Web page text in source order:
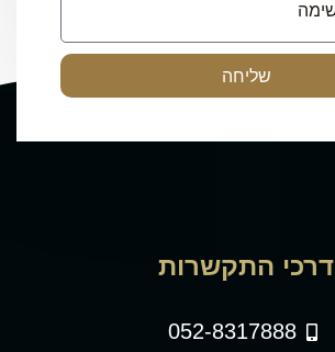
שליחה
דרכי התקשרות
052-8317888